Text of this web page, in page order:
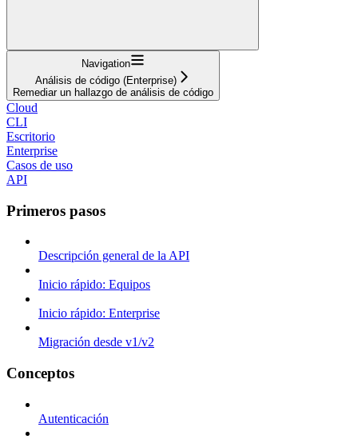
Navigation
Análisis de código (Enterprise)
Remediar un hallazgo de análisis de código
Cloud
CLI
Escritorio
Enterprise
Casos de uso
API
Primeros pasos
Descripción general de la API
Inicio rápido: Equipos
Inicio rápido: Enterprise
Migración desde v1/v2
Conceptos
Autenticación